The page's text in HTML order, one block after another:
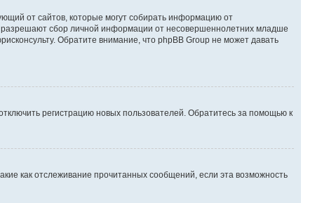
от сайтов, которые могут собирать информацию от
разрешают сбор личной информации от несовершеннолетних младше
Обратите внимание, что phpBB Group не может давать
регистрацию новых пользователей. Обратитесь за помощью к
как отслеживание прочитанных сообщений, если эта возможность